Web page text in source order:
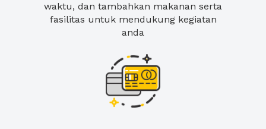
waktu, dan tambahkan makanan serta
fasilitas untuk mendukung kegiatan
anda